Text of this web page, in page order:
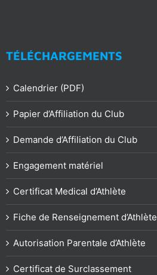
TÉLÉCHARGEMENTS
Calendrier (PDF)
Papier d’Affiliation du Club
Demande d’Affiliation du Club
Engagement matériel
Certificat Medical d’Athlète
Fiche de Renseignement d’Athlète
Autorisation Parentale d’Athlète
Certificat de Surclassement